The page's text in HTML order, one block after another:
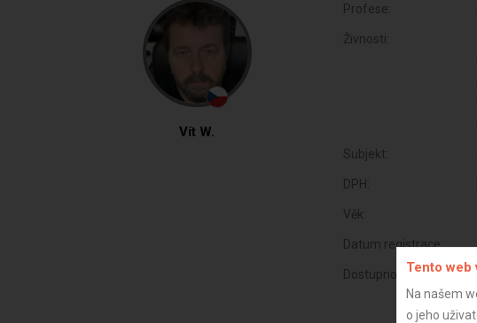
Vít W.
Profese:
Živnosti:
Subjekt:
DPH:
Věk:
Datum registrace:
Dostupnost:Tento web
Na našem
o jeho